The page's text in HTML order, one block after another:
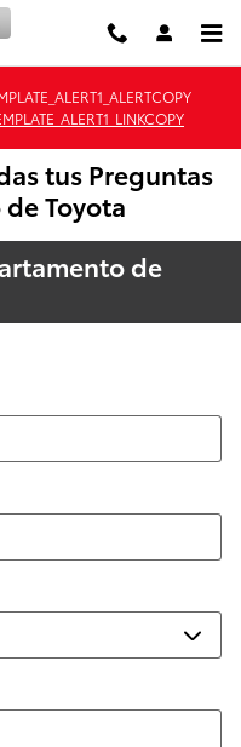
tus Preguntas
Toyota
de